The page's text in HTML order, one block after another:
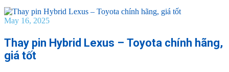
May 16, 2025
Thay pin Hybrid Lexus – Toyota chính hãng,
giá tốt